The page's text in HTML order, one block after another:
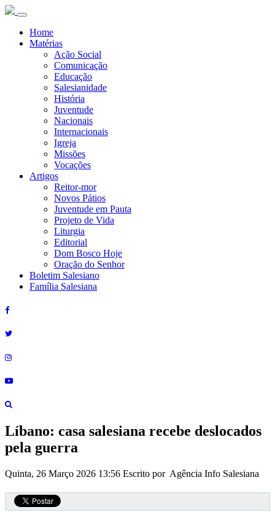
Home
Matérias
Ação Social
Comunicação
Educação
Salesianidade
História
Juventude
Nacionais
Internacionais
Igreja
Missões
Vocações
Artigos
Reitor-mor
Novos Pátios
Juventude em Pauta
Projeto de Vida
Liturgia
Editorial
Dom Bosco Hoje
Oração do Senhor
Boletim Salesiano
Família Salesiana
Líbano: casa salesiana recebe deslocados
pela guerra
Quinta, 26 Março 2026 13:56 Escrito por Agência Info Salesiana